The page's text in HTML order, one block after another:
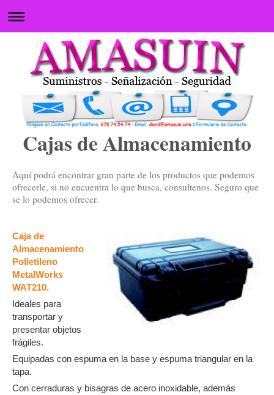
Cajas de Almacenamiento
Aquí podrá encontrar gran parte de los productos que podemos
ofrecerle, si no encuentra lo que busca, consultenos. Seguro que
se lo podemos ofrecer.
Caja de
Almacenamiento
Polietileno
MetalWorks
WAT210.
Ideales para
transportar y
presentar objetos
frágiles.
Equipadas con espuma en la base y espuma triangular en la
tapa.
Con cerraduras y bisagras de acero inoxidable, además